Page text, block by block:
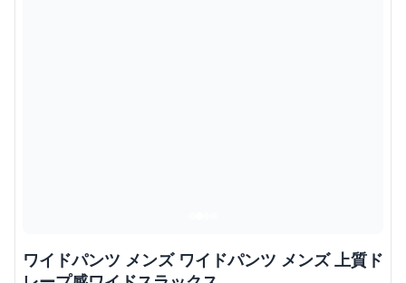
ワイドパンツ メンズ ワイドパンツ メンズ 上質ド